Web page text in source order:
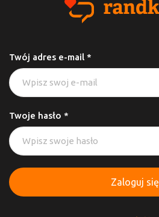
Twój adres e-mail *
Twoje hasło *
Zaloguj się